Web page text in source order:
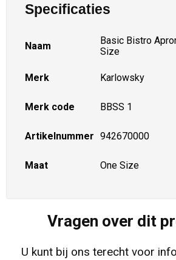
Specificaties
Naam
Basic Bistro
Size
Merk Karlowsky
Merk code BBSS 1
Artikelnummer 942670000
Maat One Size
Vragen over dit
U kunt bij ons terecht voor